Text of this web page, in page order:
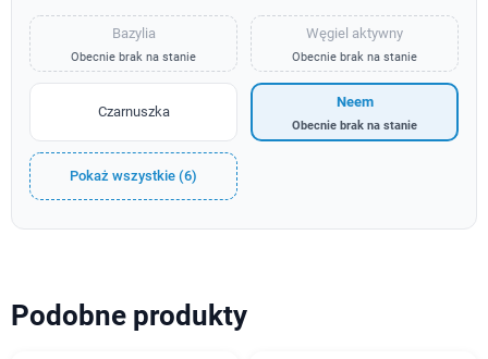
Bazylia
Obecnie brak na stanie
Węgiel aktywny
Obecnie brak na stanie
Czarnuszka
Neem
Obecnie brak na stanie
Pokaż wszystkie (6)
Podobne produkty